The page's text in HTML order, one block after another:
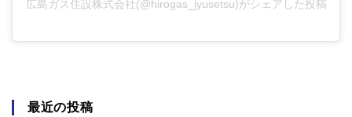
広島ガス住設株式会社(@hirogas_jyusetsu)がシェアした投稿
最近の投稿